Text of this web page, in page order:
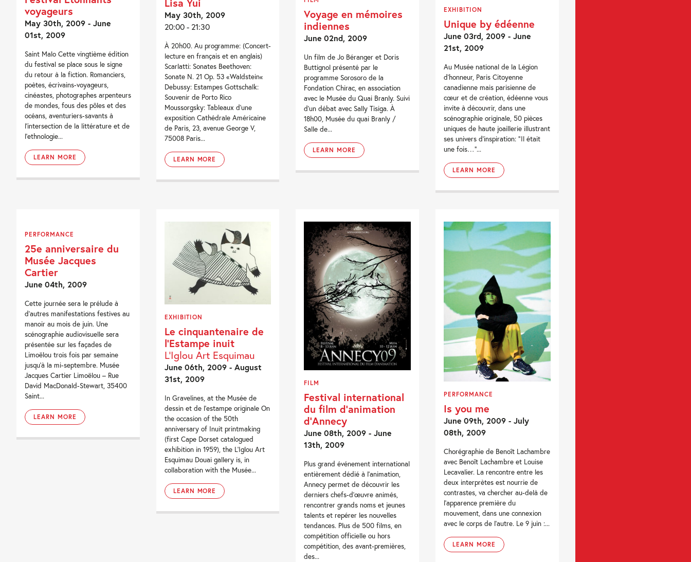
voyageurs
May 30th, 2009 - June
01st, 2009
Saint Malo Cette vingtième édition
du festival se place sous le signe
du retour à la fiction. Romanciers,
poètes, écrivains-voyageurs,
cinéastes, photographes arpenteurs
de mondes, fous des pôles et des
océans, aventuriers-savants à
l’intersection de la littérature et de
l’ethnologie...
LEARN MORE
May 30th, 2009
20:00 - 21:30
À 20h00. Au programme: (Concert-
lecture en français et en anglais)
Scarlatti: Sonates Beethoven:
Sonate N. 21 Op. 53 «Waldstein«
Debussy: Estampes Gottschalk:
Souvenir de Porto Rico
Moussorgsky: Tableaux d'une
exposition Cathédrale Américaine
de Paris, 23, avenue George V,
75008 Paris...
LEARN MORE
Voyage en mémoires
indiennes
June 02nd, 2009
Un film de Jo Béranger et Doris
Buttignol présenté par le
programme Sorosoro de la
Fondation Chirac, en association
avec le Musée du Quai Branly. Suivi
d’un débat avec Sally Tisiga. À
18h00, Musée du quai Branly /
Salle de...
LEARN MORE
EXHIBITION
Unique by édéenne
June 03rd, 2009 - June
21st, 2009
Au Musée national de la Légion
d’honneur, Paris Citoyenne
canadienne mais parisienne de
cœur et de création, édéenne vous
invite à découvrir, dans une
scénographie originale, 50 pièces
uniques de haute joaillerie illustrant
ses univers d’inspiration: “Il était
une fois…”...
LEARN MORE
PERFORMANCE
25e anniversaire du
Musée Jacques
Cartier
June 04th, 2009
Cette journée sera le prélude à
d’autres manifestations festives au
manoir au mois de juin. Une
scénographie audiovisuelle sera
présentée sur les façades de
Limoëlou trois fois par semaine
jusqu’à la mi-septembre. Musée
Jacques Cartier Limoëlou – Rue
David MacDonald-Stewart, 35400
Saint...
LEARN MORE
EXHIBITION
Le cinquantenaire de
l’Estampe inuit
L’Iglou Art Esquimau
June 06th, 2009 - August
31st, 2009
In Gravelines, at the Musée de
dessin et de l’estampe originale On
the occasion of the 50th
anniversary of Inuit printmaking
(first Cape Dorset catalogued
exhibition in 1959), the L’Iglou Art
Esquimau Douai gallery is, in
collaboration with the Musée...
LEARN MORE
FILM
Festival international
du film d’animation
d’Annecy
June 08th, 2009 - June
13th, 2009
Plus grand événement international
entièrement dédié à l’animation,
Annecy permet de découvrir les
derniers chefs-d’œuvre animés,
rencontrer grands noms et jeunes
talents et repérer les nouvelles
tendances. Plus de 500 films, en
compétition officielle ou hors
compétition, des avant-premières,
des...
PERFORMANCE
Is you me
June 09th, 2009 - July
08th, 2009
Chorégraphie de Benoît Lachambre
avec Benoît Lachambre et Louise
Lecavalier. La rencontre entre les
deux interprètes est nourrie de
contrastes, va chercher au-delà de
l’apparence première du
mouvement, dans une connexion
avec le corps de l’autre. Le 9 juin :...
LEARN MORE